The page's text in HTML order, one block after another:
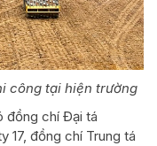
công tại hiện trường
đồng chí Đại tá
17, đồng chí Trung tá